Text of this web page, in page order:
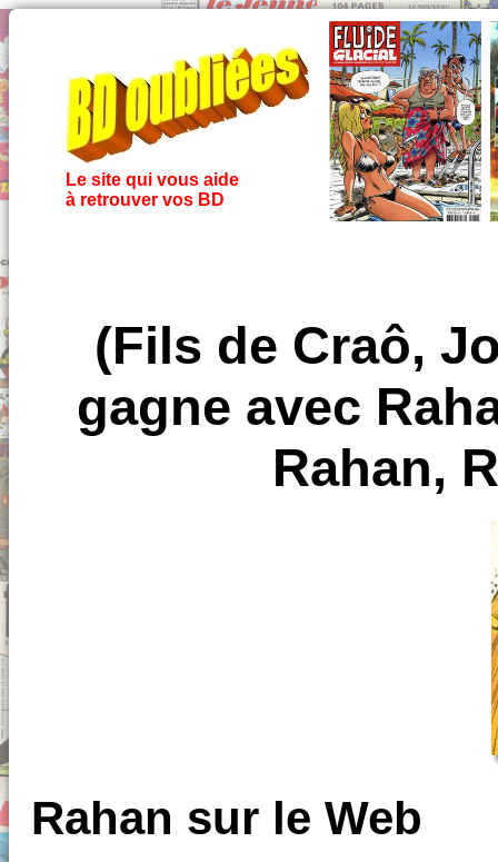
Le site qui vous aide
à retrouver vos BD
(Fils de Craô,
gagne avec
Rahan,
Rahan sur le Web